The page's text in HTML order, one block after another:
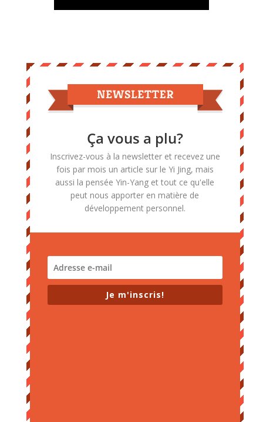
Ça vous a plu?
Inscrivez-vous à la newsletter et recevez une
fois par mois un article sur le Yi Jing, mais
aussi la pensée Yin-Yang et tout ce qu'elle
peut nous apporter en matière de
développement personnel.
Je m'inscris!